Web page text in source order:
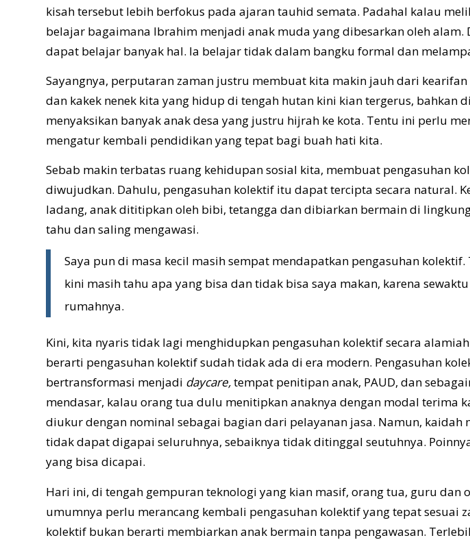
kisah tersebut lebih berfokus pada ajaran tauhid semata. Padahal kalau
belajar bagaimana Ibrahim menjadi anak muda yang dibesarkan oleh alam.
dapat belajar banyak hal. Ia belajar tidak dalam bangku formal dan
Sayangnya, perputaran zaman justru membuat kita makin jauh dari
dan kakek nenek kita yang hidup di tengah hutan kini kian tergerus, bahkan
menyaksikan banyak anak desa yang justru hijrah ke kota. Tentu ini perlu
mengatur kembali pendidikan yang tepat bagi buah hati kita.
Sebab makin terbatas ruang kehidupan sosial kita, membuat pengasuhan
diwujudkan. Dahulu, pengasuhan kolektif itu dapat tercipta secara natural.
ladang, anak dititipkan oleh bibi, tetangga dan dibiarkan bermain di
tahu dan saling mengawasi.
Saya pun di masa kecil masih sempat mendapatkan pengasuhan kolektif.
kini masih tahu apa yang bisa dan tidak bisa saya makan, karena
rumahnya.
Kini, kita nyaris tidak lagi menghidupkan pengasuhan kolektif secara
berarti pengasuhan kolektif sudah tidak ada di era modern. Pengasuhan
bertransformasi menjadi daycare,tempat penitipan anak, PAUD, dan
mendasar, kalau orang tua dulu menitipkan anaknya dengan modal terima
diukur dengan nominal sebagai bagian dari pelayanan jasa. Namun, kaidah
tidak dapat digapai seluruhnya, sebaiknya tidak ditinggal seutuhnya.
yang bisa dicapai.
Hari ini, di tengah gempuran teknologi yang kian masif, orang tua, guru dan
umumnya perlu merancang kembali pengasuhan kolektif yang tepat sesuai
kolektif bukan berarti membiarkan anak bermain tanpa pengawasan.